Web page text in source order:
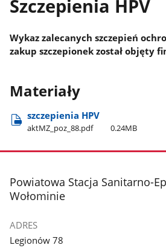
Szczepienia HPV
Wykaz zalecanych szczepień
zakup szczepionek został objęty
Materiały
szczepienia HPV
aktMZ​_poz​_88.pdf 0.24MB
stopka
Powiatowa Stacja Sanitarno-
Wołominie
ADRES
Legionów 78